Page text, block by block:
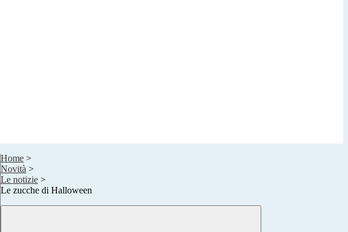
Home >
Novità >
Le notizie >
Le zucche di Halloween